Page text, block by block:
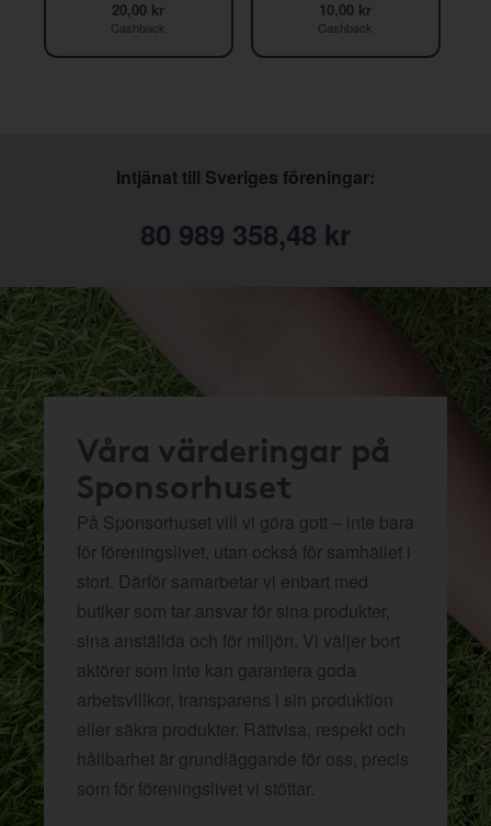
20,00 kr
Cashback
10,00 kr
Cashback
Intjänat till Sveriges föreningar:
80 989 358,48 kr
Våra värderingar på
Sponsorhuset
På Sponsorhuset vill vi göra gott – inte bara
för föreningslivet, utan också för samhället i
stort. Därför samarbetar vi enbart med
butiker som tar ansvar för sina produkter,
sina anställda och för miljön. Vi väljer bort
aktörer som inte kan garantera goda
arbetsvillkor, transparens i sin produktion
eller säkra produkter. Rättvisa, respekt och
hållbarhet är grundläggande för oss, precis
som för föreningslivet vi stöttar.